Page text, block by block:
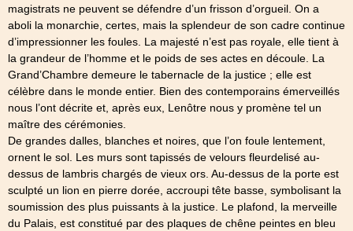
magistrats ne peuvent se défendre d’un frisson d’orgueil. On a
aboli la monarchie, certes, mais la splendeur de son cadre continue
d’impressionner les foules. La majesté n’est pas royale, elle tient à
la grandeur de l’homme et le poids de ses actes en découle. La
Grand’Chambre demeure le tabernacle de la justice ; elle est
célèbre dans le monde entier. Bien des contemporains émerveillés
nous l’ont décrite et, après eux, Lenôtre nous y promène tel un
maître des cérémonies.
De grandes dalles, blanches et noires, que l’on foule lentement,
ornent le sol. Les murs sont tapissés de velours fleurdelisé au-
dessus de lambris chargés de vieux ors. Au-dessus de la porte est
sculpté un lion en pierre dorée, accroupi tête basse, symbolisant la
soumission des plus puissants à la justice. Le plafond, la merveille
du Palais, est constitué par des plaques de chêne peintes en bleu